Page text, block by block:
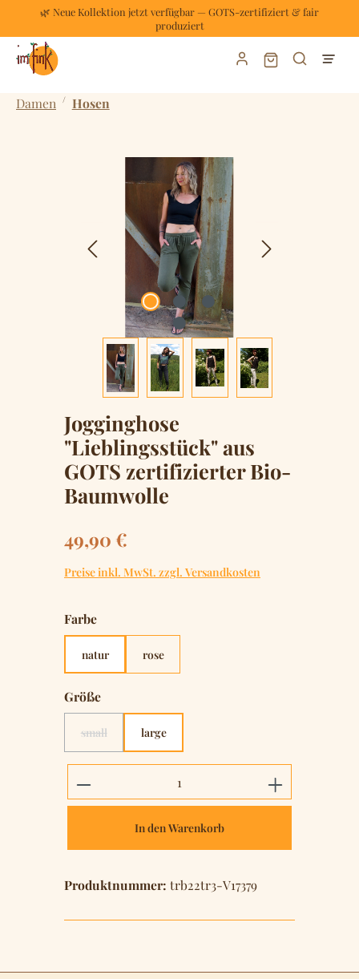
Zum Hauptinhalt springen
🌿 Neue Kollektion jetzt verfügbar — GOTS-zertifiziert & fair
produziert
Warenkorb
Damen / Hosen
Bildergalerie überspringen
Jogginghose
"Lieblingsstück" aus
GOTS zertifizierter Bio-
Baumwolle
Regulärer Preis:
49,90 €
Preise inkl. MwSt. zzgl. Versandkosten
Farbeauswählen
natur rose
Größeauswählen
small
(Diese Option ist zurzeit nicht verfügbar.)
large
Produkt Anzahl: Gib den
In den Warenkorb
Produktnummer: trb22tr3-V17379